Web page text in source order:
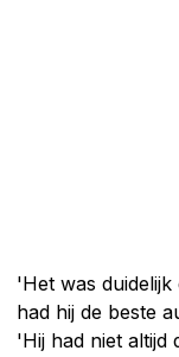
'Het was
had hij de beste
'Hij had niet altijd